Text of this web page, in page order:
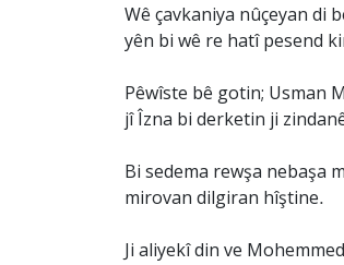
Wê çavkaniya nûçeyan di
yên bi wê re hatî pesend
Pêwîste bê gotin; Usman
jî Îzna bi derketin ji
Bi sedema rewşa nebaşa
mirovan dilgiran hîştine.
Ji aliyekî din ve